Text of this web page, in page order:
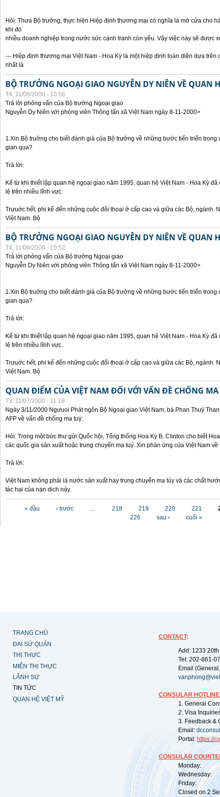
Hỏi: Thưa Bộ trưởng, thực hiện Hiệp định thương mại có nghĩa là mở cửa cho
khi đó
nhiều doanh nghiệp trong nước sức cạnh tranh còn yếu. Vậy việc này sẽ được
--- Hiệp định thương mại Việt Nam - Hoa Kỳ là một hiệp định toàn diện dựa trên
nhất là
BỘ TRƯỞNG NGOẠI GIAO NGUYỄN DY NIÊN VỀ QUAN
T4, 11/08/2000 - 10:56
Trả lời phỏng vấn của Bộ trưởng Ngoại giao
Nguyễn Dy Niên với phóng viên Thông tấn xã Việt Nam ngày 8-11-2000>
1.Xin Bộ truởng cho biết đánh giá của Bộ trưởng về những bước tiến triển trong
gian qua?
Trả lời:
Kể từ khi thiết lập quan hệ ngoại giao năm 1995, quan hệ Việt Nam - Hoa Kỳ
lệ trên nhiều lĩnh vực.
Trưuớc hết, phi kể đến những cuộc đối thoại ở cấp cao và giữa các Bộ, ngành.
Việt Nam. Bộ
BỘ TRƯỞNG NGOẠI GIAO NGUYỄN DY NIÊN VỀ QUAN
T4, 11/08/2000 - 10:52
Trả lời phỏng vấn của Bộ trưởng Ngoại giao
Nguyễn Dy Niên với phóng viên Thông tấn xã Việt Nam ngày 8-11-2000>
1.Xin Bộ truởng cho biết đánh giá của Bộ trưởng về những bước tiến triển trong
gian qua?
Trả lời:
Kể từ khi thiết lập quan hệ ngoại giao năm 1995, quan hệ Việt Nam - Hoa Kỳ
lệ trên nhiều lĩnh vực.
Trưuớc hết, phi kể đến những cuộc đối thoại ở cấp cao và giữa các Bộ, ngành.
Việt Nam. Bộ
QUAN ĐIỂM CỦA VIỆT NAM ĐỐI VỚI VẤN ĐỀ CHỐNG MA
T3, 11/07/2000 - 11:16
Ngày 3/11/2000 Ngưuoi Phát ngôn Bộ Ngoại giao Việt Nam, bà Phan Thuý
AFP về vấn đề chống ma tuý:
Hỏi: Trong một bức thư gửi Quốc hội, Tổng thống Hoa Kỳ B. Clinton cho biết
các quốc gia sản xuất hoặc trung chuyển ma tuý. Xin phản ứng của Việt Nam về
Trả lời:
Việt Nam không phải là nước sản xuất hay trung chuyển ma túy và các chất
tác hại của nạn dịch này.
« đầu ‹ trước … 218 219 220 221
226
sau › cuối »
TRANG CHỦ
ĐẠI SỨ QUÁN
THỊ THỰC
MIỄN THỊ THỰC
LÃNH SỰ
TIN TỨC
QUAN HỆ VIỆT MỸ
CONTACT:
Add: 1233
Tel: 202-861-
Email
CONSULAR
1. General
2. Visa
3. Feedback &
Email:
Portal: https://
CONSULAR
Monday:
Wednesday:
Friday:
Closed on 2